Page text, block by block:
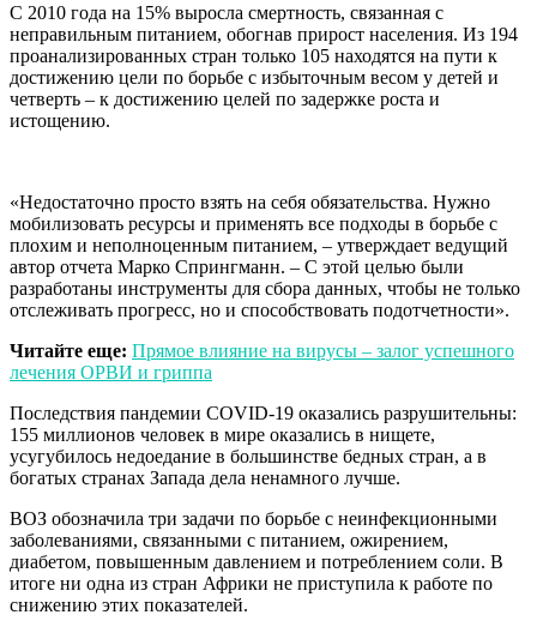
С 2010 года на 15% выросла смертность, связанная с
неправильным питанием, обогнав прирост населения. Из 194
проанализированных стран только 105 находятся на пути к
достижению цели по борьбе с избыточным весом у детей и
четверть – к достижению целей по задержке роста и
истощению.
«Недостаточно просто взять на себя обязательства. Нужно
мобилизовать ресурсы и применять все подходы в борьбе с
плохим и неполноценным питанием, – утверждает ведущий
автор отчета Марко Спрингманн. – С этой целью были
разработаны инструменты для сбора данных, чтобы не только
отслеживать прогресс, но и способствовать подотчетности».
Читайте еще: Прямое влияние на вирусы – залог успешного
лечения ОРВИ и гриппа
Последствия пандемии COVID-19 оказались разрушительны:
155 миллионов человек в мире оказались в нищете,
усугубилось недоедание в большинстве бедных стран, а в
богатых странах Запада дела ненамного лучше.
ВОЗ обозначила три задачи по борьбе с неинфекционными
заболеваниями, связанными с питанием, ожирением,
диабетом, повышенным давлением и потреблением соли. В
итоге ни одна из стран Африки не приступила к работе по
снижению этих показателей.